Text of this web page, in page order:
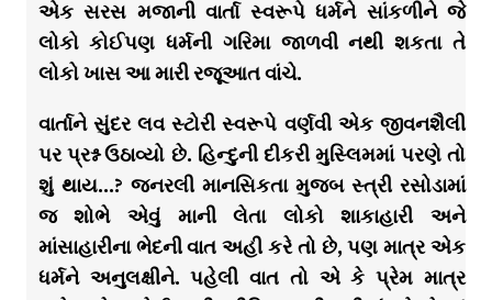
એક સરસ મજાની વાર્તા સ્વરૂપે ધર્મને સાંકળીને જે
લોકો કોઈપણ ધર્મની ગરિમા જાળવી નથી શકતા તે
લોકો ખાસ આ મારી રજૂઆત વાંચે.
વાર્તાને સુંદર લવ સ્ટોરી સ્વરૂપે વર્ણવી એક જીવનશૈલી
પર પ્રશ્ન ઉઠાવ્યો છે. હિન્દુની દીકરી મુસ્લિમમાં પરણે તો
શું થાય…? જનરલી માનસિકતા મુજબ સ્ત્રી રસોડામાં
જ શોભે એવું માની લેતા લોકો શાકાહારી અને
માંસાહારીના ભેદની વાત અહી કરે તો છે, પણ માત્ર એક
ધર્મને અનુલક્ષીને. પહેલી વાત તો એ કે પ્રેમ માત્ર